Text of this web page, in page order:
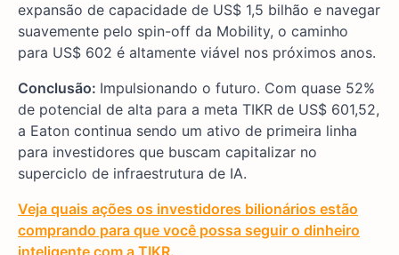
expansão de capacidade de US$ 1,5 bilhão e navegar
suavemente pelo spin-off da Mobility, o caminho
para US$ 602 é altamente viável nos próximos anos.
Conclusão: Impulsionando o futuro. Com quase 52%
de potencial de alta para a meta TIKR de US$ 601,52,
a Eaton continua sendo um ativo de primeira linha
para investidores que buscam capitalizar no
superciclo de infraestrutura de IA.
Veja quais ações os investidores bilionários estão
comprando para que você possa seguir o dinheiro